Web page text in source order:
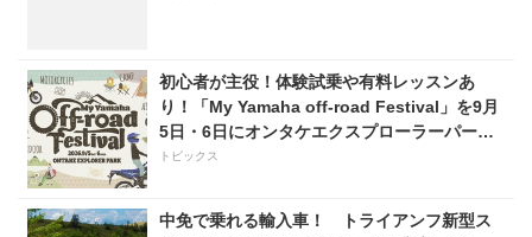
初心者が主役！体験試乗や有料レッスンあ
り！「My Yamaha off-road Festival」を9月
5日・6日にオンタケエクスプローラーパーク
で実施！
トピックス
中免で乗れる輸入車！ トライアンフ新型ス